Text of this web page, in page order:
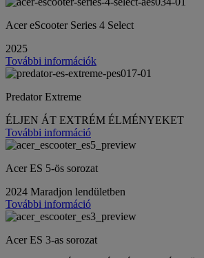
Acer eScooter Series 4 Select
2025
További információk
Predator Extreme
ÉLJEN ÁT EXTRÉM ÉLMÉNYEKET
További információ
Acer ES 5-ös sorozat
2024 Maradjon lendületben
További információ
Acer ES 3-as sorozat